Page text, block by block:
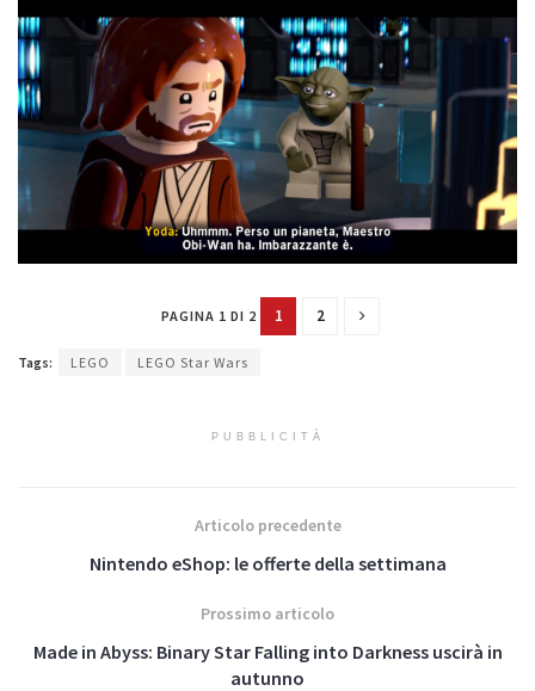
PAGINA 1 DI 2 1 2
Tags: LEGO LEGO Star Wars
PUBBLICITÀ
Articolo precedente
Nintendo eShop: le offerte della settimana
Prossimo articolo
Made in Abyss: Binary Star Falling into Darkness uscirà in
autunno